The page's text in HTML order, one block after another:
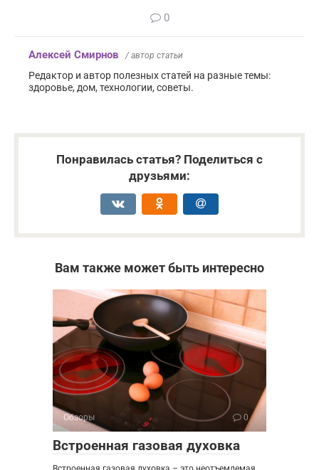
0
Алексей Смирнов / автор статьи
Редактор и автор полезных статей на разные темы:
здоровье, дом, технологии, советы.
Понравилась статья? Поделиться с
друзьями:
Вам также может быть интересно
Обзоры 0
Встроенная газовая духовка